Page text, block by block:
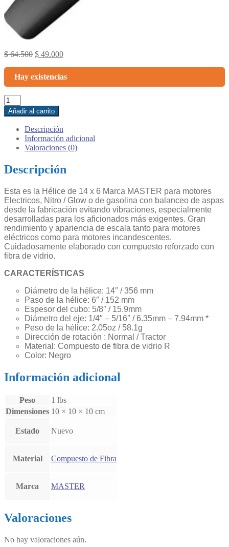
$64.500 Original
was:
$ 64.500.
$ 49.000Current
$ 49.000.
Hay existencias
Hélice
14
x
Nitro
Eléctrico
:
MASTER
cantidad
Añadir al carrito
Descripción
Información adicional
Valoraciones (0)
Descripción
Esta es la Hélice de 14 x 6 Marca MASTER para motores
Electricos, Nitro / Glow o de gasolina con balanceo de aspas
desde la fabricación evitando vibraciones, especialmente
desarrolladas para los aficionados más exigentes. Gran
rendimiento y apariencia de escala tanto para motores
eléctricos como para motores incandescentes.
Cuidadosamente elaborado con compuesto reforzado con
fibra de vidrio.
CARACTERÍSTICAS
Diámetro de la hélice: 14″ / 356 mm
Paso de la hélice: 6″ / 152 mm
Espesor del cubo: 5/8″ / 15.9mm
Diámetro del eje: 1/4″ – 5/16″ / 6.35mm – 7.94mm *
Peso de la hélice: 2.05oz / 58.1g
Dirección de rotación : Normal / Tractor
Material: Compuesto de fibra de vidrio R
Color: Negro
Información adicional
Peso
1 lbs
Dimensiones 10 × 10 × 10 cm
Estado Nuevo
Material Compuesto de Fibra
Marca MASTER
Valoraciones
No hay valoraciones aún.